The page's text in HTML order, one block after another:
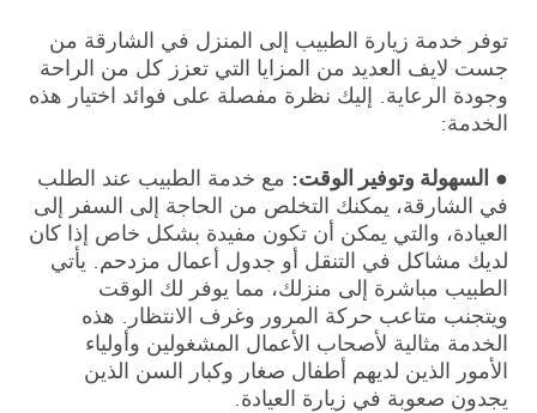
توفر خدمة زيارة الطبيب إلى المنزل في الشارقة من
جست لايف العديد من المزايا التي تعزز كل من الراحة
وجودة الرعاية. إليك نظرة مفصلة على فوائد اختيار هذه
الخدمة:
● السهولة وتوفير الوقت: مع خدمة الطبيب عند الطلب
في الشارقة، يمكنك التخلص من الحاجة إلى السفر إلى
العيادة، والتي يمكن أن تكون مفيدة بشكل خاص إذا كان
لديك مشاكل في التنقل أو جدول أعمال مزدحم. يأتي
الطبيب مباشرة إلى منزلك، مما يوفر لك الوقت
ويتجنب متاعب حركة المرور وغرف الانتظار. هذه
الخدمة مثالية لأصحاب الأعمال المشغولين وأولياء
الأمور الذين لديهم أطفال صغار وكبار السن الذين
يجدون صعوبة في زيارة العيادة.